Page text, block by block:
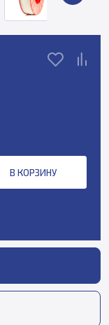
В КОРЗИНУ